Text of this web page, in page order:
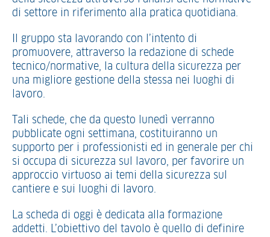
di settore in riferimento alla pratica quotidiana.
Il gruppo sta lavorando con l’intento di
promuovere, attraverso la redazione di schede
tecnico/normative, la cultura della sicurezza per
una migliore gestione della stessa nei luoghi di
lavoro.
Tali schede, che da questo lunedì verranno
pubblicate ogni settimana, costituiranno un
supporto per i professionisti ed in generale per chi
si occupa di sicurezza sul lavoro, per favorire un
approccio virtuoso ai temi della sicurezza sul
cantiere e sui luoghi di lavoro.
La scheda di oggi è dedicata alla formazione
addetti. L’obiettivo del tavolo è quello di definire